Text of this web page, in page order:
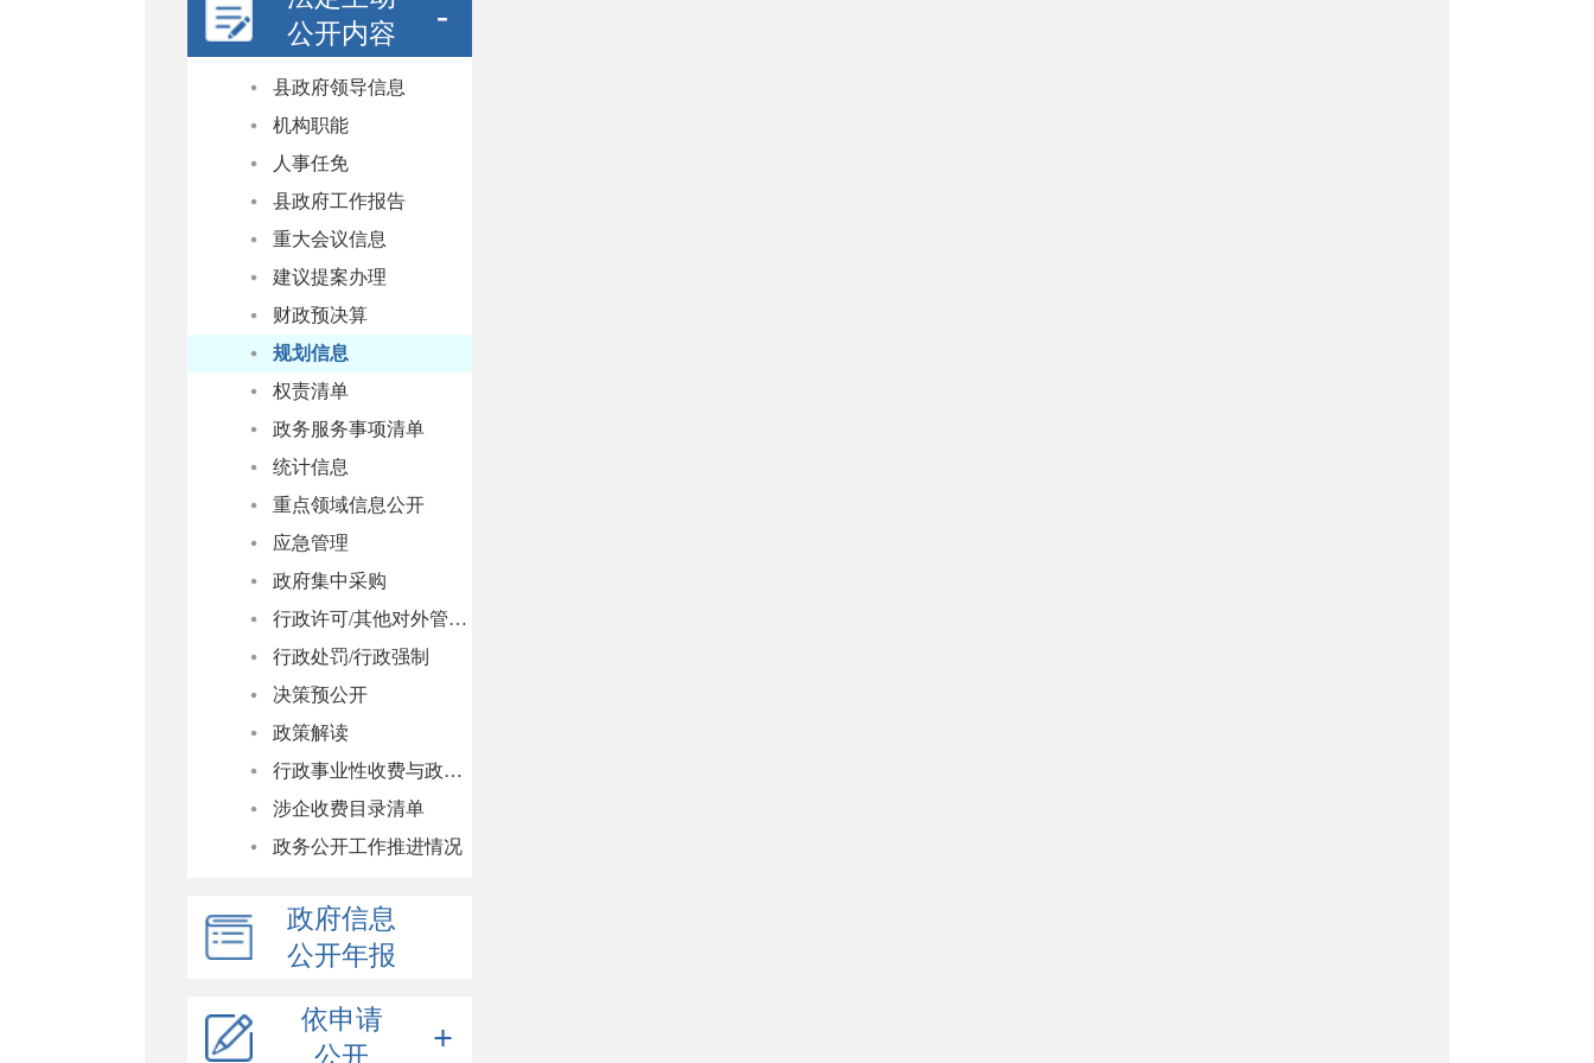
公开内容
县政府领导信息
机构职能
人事任免
县政府工作报告
重大会议信息
建议提案办理
财政预决算
规划信息
权责清单
政务服务事项清单
统计信息
重点领域信息公开
应急管理
政府集中采购
行政许可/其他对外管理服务
行政处罚/行政强制
决策预公开
政策解读
行政事业性收费与政府性基金清单
涉企收费目录清单
政务公开工作推进情况
政府信息
公开年报
依申请
公开